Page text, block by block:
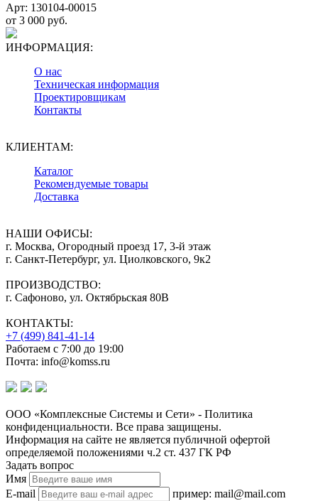
Арт: 130104-00015
от 3 000 руб.
ИНФОРМАЦИЯ:
О нас
Техническая информация
Проектировщикам
Контакты
КЛИЕНТАМ:
Каталог
Рекомендуемые товары
Доставка
НАШИ ОФИСЫ:
г. Москва, Огородный проезд 17, 3-й этаж
г. Санкт-Петербург, ул. Циолковского, 9к2
ПРОИЗВОДСТВО:
г. Сафоново, ул. Октябрьская 80В
КОНТАКТЫ:
+7 (499) 841-41-14
Работаем с 7:00 до 19:00
Почта: info@komss.ru
ООО «Комплексные Системы и Сети» - Политика
конфиденциальности. Все права защищены.
Информация на сайте не является публичной офертой
определяемой положениями ч.2 ст. 437 ГК РФ
Задать вопрос
Имя
E-mail
пример: mail@mail.com